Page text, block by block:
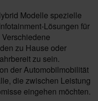
Modelle spezielle
Lösungen für
zu Hause oder
zu sein.
der Automobilmobilität
die zwischen Leistung
eingehen möchten.